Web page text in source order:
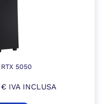
5050
€Il
IVA INCLUSA